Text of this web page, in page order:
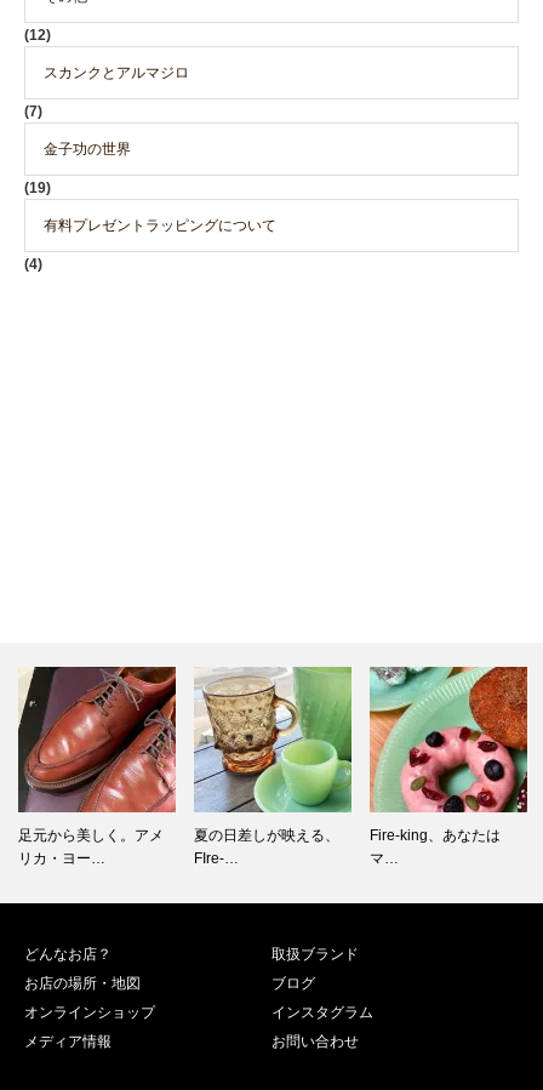
(12)
スカンクとアルマジロ
(7)
金子功の世界
(19)
有料プレゼントラッピングについて
(4)
夏の日差しが映える、
FIre-…
Fire-king、あなたは
マ…
1970年代USミリタリー
チノ…
どんなお店？
取扱ブランド
お店の場所・地図
ブログ
オンラインショップ
インスタグラム
メディア情報
お問い合わせ